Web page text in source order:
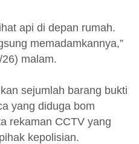
api di depan rumah.
memadamkannya,”
malam.
sejumlah barang bukti
yang diduga bom
rekaman CCTV yang
kepolisian.